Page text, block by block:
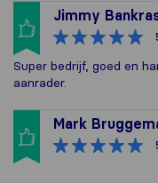
Jimmy
Super bedrijf, goed en
aanrader.
Mark